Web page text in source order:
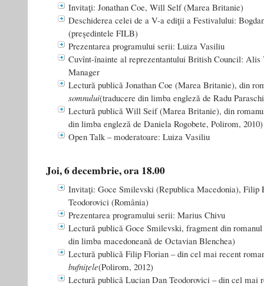
Invitaţi: Jonathan Coe, Will Self (Marea Britanie)
Deschiderea celei de a V-a ediţii a Festivalului:
(preşedintele FILB)
Prezentarea programului serii: Luiza Vasiliu
Cuvînt-înainte al reprezentantului British Council:
Manager
Lectură publică Jonathan Coe (Marea Britanie), din
somnului(traducere din limba engleză de Radu
Lectură publică Will Seif (Marea Britanie), din
din limba engleză de Daniela Rogobete, Polirom, 2010)
Open Talk – moderatoare: Luiza Vasiliu
Joi, 6 decembrie, ora 18.00
Invitaţi: Goce Smilevski (Republica Macedonia), Filip
Teodorovici (România)
Prezentarea programului serii: Marius Chivu
Lectură publică Goce Smilevski, fragment din romanul
din limba macedoneană de Octavian Blenchea)
Lectură publică Filip Florian – din cel mai recent
bufniţele(Polirom, 2012)
Lectură publică Lucian Dan Teodorovici – din cel mai